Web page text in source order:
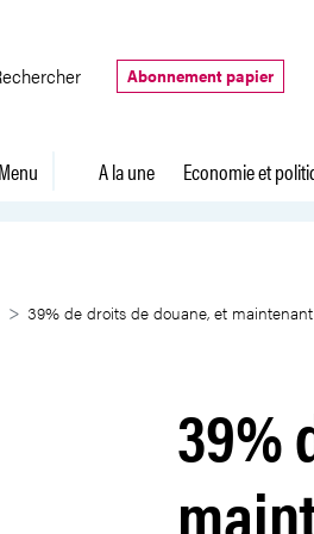
Abonnement papier
Menu A la une Economie et
de douane, et
39% de droits de douane, et
39%